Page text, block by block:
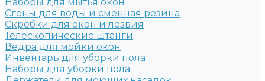
Сгоны для воды и сменная резина
Скребки для окон и лезвия
Телескопические штанги
Ведра для мойки окон
Инвентарь для уборки пола
Наборы для уборки пола